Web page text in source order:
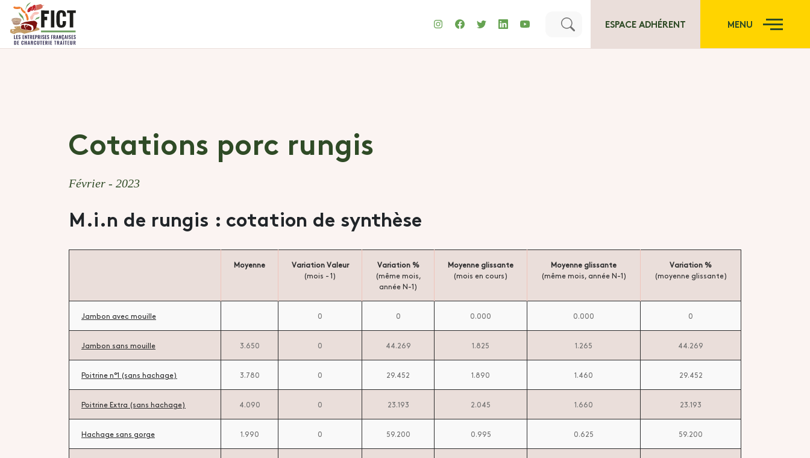
ESPACE ADHÉRENT MENU
Cotations porc rungis
Février - 2023
M.i.n de rungis : cotation de synthèse
Moyenne
Variation Valeur
(mois - 1)
Variation %
(même mois,
année N-1)
Moyenne glissante
(mois en cours)
Moyenne glissante
(même mois, année N-1)
Variation %
(moyenne glissante)
Jambon avec mouille 0 0 0.000 0.000 0
Jambon sans mouille 3.650 0 44.269 1.825 1.265 44.269
Poitrine n°1 (sans hachage) 3.780 0 29.452 1.890 1.460 29.452
Poitrine Extra (sans hachage) 4.090 0 23.193 2.045 1.660 23.193
Hachage sans gorge 1.990 0 59.200 0.995 0.625 59.200